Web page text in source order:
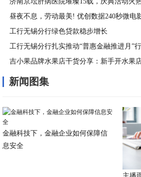
昼夜不息，劳动最美! 优创数据240秒微电
工行无锡分行绿色贷款稳步增长
工行无锡分行扎实推动“普惠金融推进月”
吉小果品牌水果店干货分享：新手开水果
新闻图集
金融科技下，金融企业如何保障信
息安全